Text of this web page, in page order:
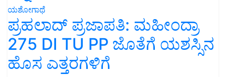
ಯಶೋಗಾಥೆ
ಪ್ರಹಲಾದ್ ಪ್ರಜಾಪತಿ: ಮಹೀಂದ್ರಾ
275 DI TU PP ಜೊತೆಗೆ ಯಶಸ್ಸಿನ
ಹೊಸ ಎತ್ತರಗಳಿಗೆ